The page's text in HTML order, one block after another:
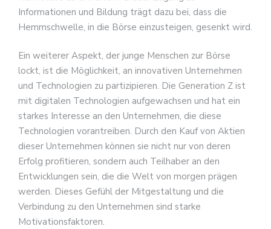
Informationen und Bildung trägt dazu bei, dass die
Hemmschwelle, in die Börse einzusteigen, gesenkt wird.
Ein weiterer Aspekt, der junge Menschen zur Börse
lockt, ist die Möglichkeit, an innovativen Unternehmen
und Technologien zu partizipieren. Die Generation Z ist
mit digitalen Technologien aufgewachsen und hat ein
starkes Interesse an den Unternehmen, die diese
Technologien vorantreiben. Durch den Kauf von Aktien
dieser Unternehmen können sie nicht nur von deren
Erfolg profitieren, sondern auch Teilhaber an den
Entwicklungen sein, die die Welt von morgen prägen
werden. Dieses Gefühl der Mitgestaltung und die
Verbindung zu den Unternehmen sind starke
Motivationsfaktoren.